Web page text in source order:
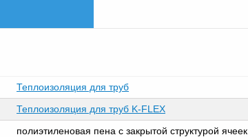
Теплоизоляция для труб
Теплоизоляция для труб K-FLEX
полиэтиленовая пена с закрытой структурой ячеек